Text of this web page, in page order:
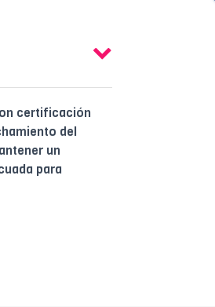
certificación
del
un
para